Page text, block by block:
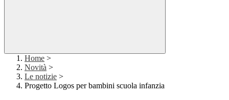
Home >
Novità >
Le notizie >
Progetto Logos per bambini scuola infanzia